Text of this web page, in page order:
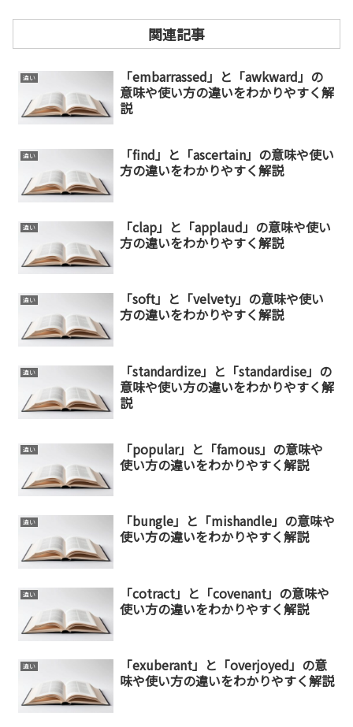
関連記事
違い
「embarrassed」と「awkward」の
意味や使い方の違いをわかりやすく解
説
違い
「find」と「ascertain」の意味や使い
方の違いをわかりやすく解説
違い
「clap」と「applaud」の意味や使い
方の違いをわかりやすく解説
違い
「soft」と「velvety」の意味や使い
方の違いをわかりやすく解説
違い
「standardize」と「standardise」の
意味や使い方の違いをわかりやすく解
説
違い
「popular」と「famous」の意味や
使い方の違いをわかりやすく解説
違い
「bungle」と「mishandle」の意味や
使い方の違いをわかりやすく解説
違い
「cotract」と「covenant」の意味や
使い方の違いをわかりやすく解説
違い
「exuberant」と「overjoyed」の意
味や使い方の違いをわかりやすく解説